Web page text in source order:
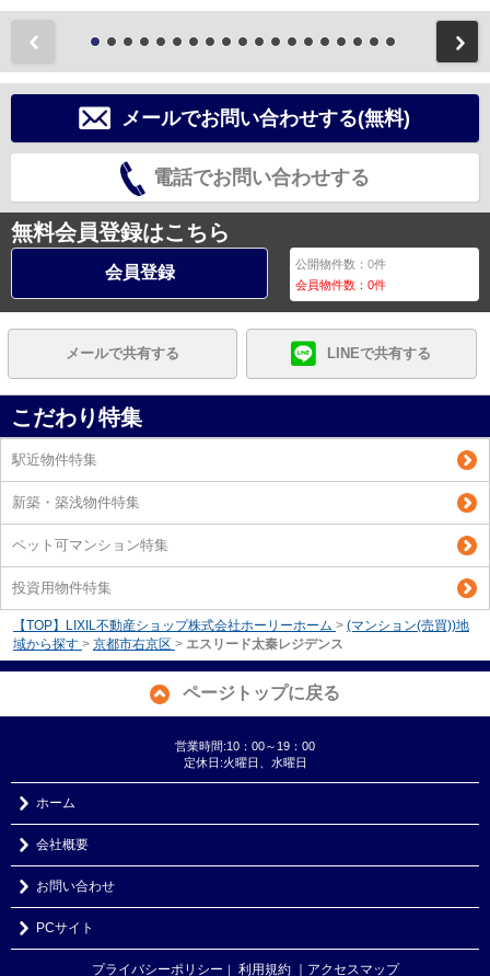
メールでお問い合わせする(無料)
電話でお問い合わせする
無料会員登録はこちら
会員登録 公開物件数：0件
会員物件数：0件
メールで共有する LINEで共有する
こだわり特集
駅近物件特集
新築・築浅物件特集
ペット可マンション特集
投資用物件特集
【TOP】LIXIL不動産ショップ株式会社ホーリーホーム > (マンション(売買))地
域から探す > 京都市右京区 > エスリード太秦レジデンス
ページトップに戻る
営業時間:10：00～19：00
定休日:火曜日、水曜日
ホーム
会社概要
お問い合わせ
PCサイト
プライバシーポリシー ｜ 利用規約 ｜アクセスマップ